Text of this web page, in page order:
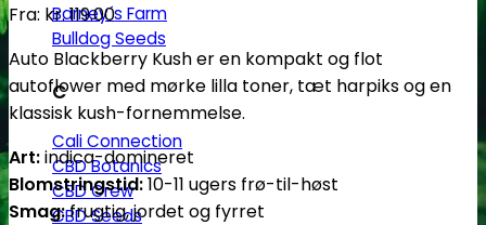
Barney´s Farm
Bulldog Seeds
C
Cali Connection
CBD Botanics
CBD Crew
CBD Seeds
Fra: kr.119.00
Auto Blackberry Kush er en kompakt og flot
autoflower med mørke lilla toner, tæt harpiks og en
klassisk kush-fornemmelse.
Art:indica-domineret
Blomstringstid:10-11 ugers frø-til-høst
Smag:frugtig, jordet og fyrret